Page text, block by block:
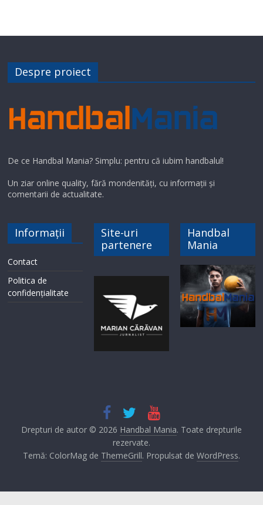
Despre proiect
De ce Handbal Mania? Simplu: pentru că iubim handbalul!
Un ziar online quality, fără mondenități, cu informații și
comentarii de actualitate.
Informații
Contact
Politica de
confidențialitate
Site-uri
partenere
Handbal
Mania
Drepturi de autor © 2026 Handbal Mania. Toate drepturile
rezervate.
Temă: ColorMag de ThemeGrill. Propulsat de WordPress.